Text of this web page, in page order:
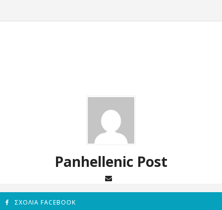
Panhellenic Post
ΣΧΌΛΙΑ FACEBOOK